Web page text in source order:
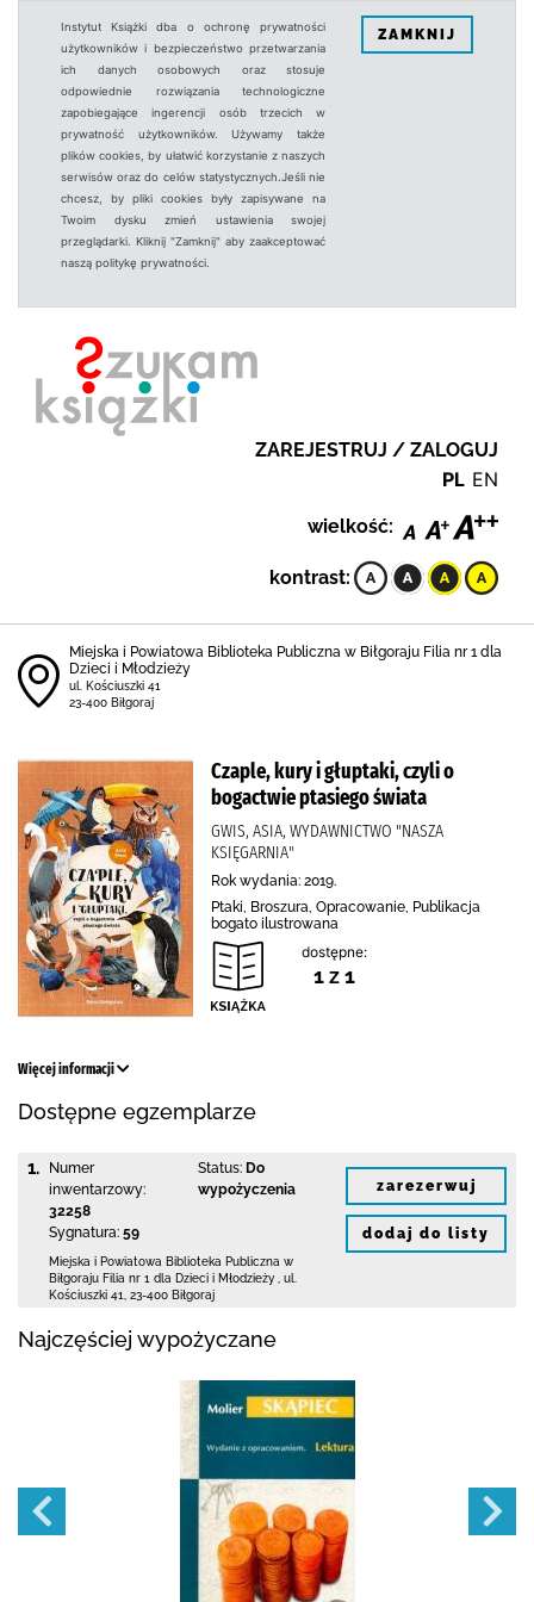
Instytut Książki dba o ochronę prywatności
użytkowników i bezpieczeństwo przetwarzania
ich danych osobowych oraz stosuje
odpowiednie rozwiązania technologiczne
zapobiegające ingerencji osób trzecich w
prywatność użytkowników. Używamy także
plików cookies, by ułatwić korzystanie z naszych
serwisów oraz do celów statystycznych.Jeśli nie
chcesz, by pliki cookies były zapisywane na
Twoim dysku zmień ustawienia swojej
przeglądarki. Kliknij "Zamknij" aby zaakceptować
naszą politykę prywatności.
ZAMKNIJ
ZAREJESTRUJ / ZALOGUJ
PL EN
wielkość:
kontrast:
Miejska i Powiatowa Biblioteka Publiczna w Biłgoraju Filia nr 1 dla
Dzieci i Młodzieży
ul. Kościuszki 41
23-400 Biłgoraj
Czaple, kury i głuptaki, czyli o
bogactwie ptasiego świata
GWIS, ASIA, WYDAWNICTWO "NASZA
KSIĘGARNIA"
Rok wydania: 2019.
Ptaki, Broszura, Opracowanie, Publikacja
bogato ilustrowana
dostępne:
1 z 1
Więcej informacji
Dostępne egzemplarze
1.
Numer
inwentarzowy:
32258
Sygnatura: 59
Status: Do
wypożyczenia
Miejska i Powiatowa Biblioteka Publiczna w
Biłgoraju Filia nr 1 dla Dzieci i Młodzieży
ul.
Kościuszki 41
23-400 Biłgoraj
zarezerwuj
dodaj do listy
Najczęściej wypożyczane